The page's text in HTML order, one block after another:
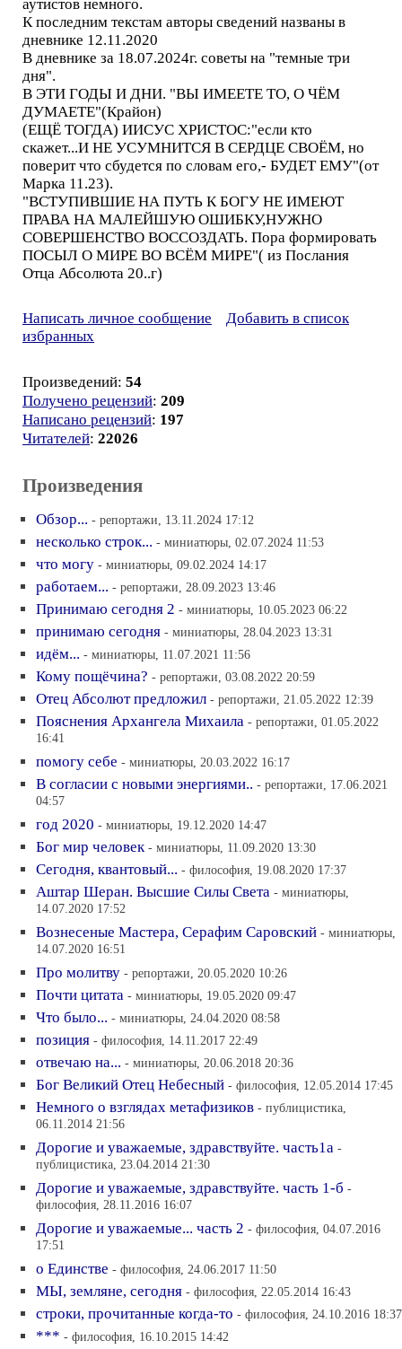
аутистов немного.
К последним текстам авторы сведений названы в
дневнике 12.11.2020
В дневнике за 18.07.2024г. советы на "темные три
дня".
В ЭТИ ГОДЫ И ДНИ. "ВЫ ИМЕЕТЕ ТО, О ЧЁМ
ДУМАЕТЕ"(Крайон)
(ЕЩЁ ТОГДА) ИИСУС ХРИСТОС:"если кто
скажет...И НЕ УСУМНИТСЯ В СЕРДЦЕ СВОЁМ, но
поверит что сбудется по словам его,- БУДЕТ ЕМУ"(от
Марка 11.23).
"ВСТУПИВШИЕ НА ПУТЬ К БОГУ НЕ ИМЕЮТ
ПРАВА НА МАЛЕЙШУЮ ОШИБКУ,НУЖНО
СОВЕРШЕНСТВО ВОССОЗДАТЬ. Пора формировать
ПОСЫЛ О МИРЕ ВО ВСЁМ МИРЕ"( из Послания
Отца Абсолюта 20..г)
Написать личное сообщение
Добавить в список
избранных
Произведений: 54
Получено рецензий: 209
Написано рецензий: 197
Читателей: 22026
Произведения
Обзор... - репортажи, 13.11.2024 17:12
несколько строк... - миниатюры, 02.07.2024 11:53
что могу - миниатюры, 09.02.2024 14:17
работаем... - репортажи, 28.09.2023 13:46
Принимаю сегодня 2 - миниатюры, 10.05.2023 06:22
принимаю сегодня - миниатюры, 28.04.2023 13:31
идём... - миниатюры, 11.07.2021 11:56
Кому пощёчина? - репортажи, 03.08.2022 20:59
Отец Абсолют предложил - репортажи, 21.05.2022 12:39
Пояснения Архангела Михаила - репортажи, 01.05.2022
16:41
помогу себе - миниатюры, 20.03.2022 16:17
В согласии с новыми энергиями.. - репортажи, 17.06.2021
04:57
год 2020 - миниатюры, 19.12.2020 14:47
Бог мир человек - миниатюры, 11.09.2020 13:30
Сегодня, квантовый... - философия, 19.08.2020 17:37
Аштар Шеран. Высшие Силы Света - миниатюры,
14.07.2020 17:52
Вознесеные Мастера, Серафим Саровский - миниатюры,
14.07.2020 16:51
Про молитву - репортажи, 20.05.2020 10:26
Почти цитата - миниатюры, 19.05.2020 09:47
Что было... - миниатюры, 24.04.2020 08:58
позиция - философия, 14.11.2017 22:49
отвечаю на... - миниатюры, 20.06.2018 20:36
Бог Великий Отец Небесный - философия, 12.05.2014 17:45
Немного о взглядах метафизиков - публицистика,
06.11.2014 21:56
Дорогие и уважаемые, здравствуйте. часть1а -
публицистика, 23.04.2014 21:30
Дорогие и уважаемые, здравствуйте. часть 1-б -
философия, 28.11.2016 16:07
Дорогие и уважаемые... часть 2 - философия, 04.07.2016
17:51
о Единстве - философия, 24.06.2017 11:50
МЫ, земляне, сегодня - философия, 22.05.2014 16:43
строки, прочитанные когда-то - философия, 24.10.2016 18:37
*** - философия, 16.10.2015 14:42